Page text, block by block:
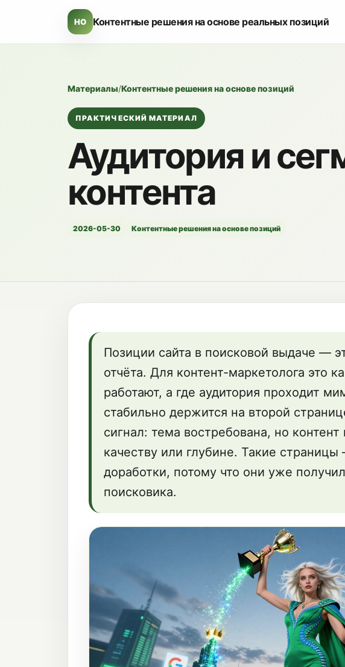
HO Контентные решения на основе реальных позиций
Материалы/Контентные решения на основе позиций
ПРАКТИЧЕСКИЙ МАТЕРИАЛ
Аудитория и
контента
2026-05-30 Контентные решения на основе позиций
Позиции сайта в поисковой выдаче —
отчёта. Для контент-маркетолога это
работают, а где аудитория проходит
стабильно держится на второй
сигнал: тема востребована, но контент
качеству или глубине. Такие
доработки, потому что они уже
поисковика.